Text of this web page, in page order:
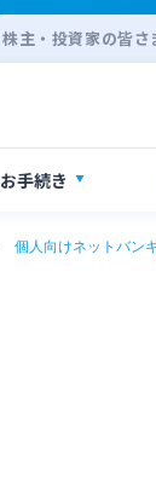
株主・投資家の皆さ
お手続き
個人向けネットバン